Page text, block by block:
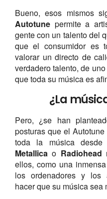
Bueno, esos mismos
Autotunepermite a
gente con un talento del
que el consumidor es
valorar un directo de
verdadero talento, de
que toda su música es
¿La
Pero, ¿se han
posturas que el
toda la música
Metallicao Radiohead
ellos, como una
los ordenadores y los
hacer que su música sea